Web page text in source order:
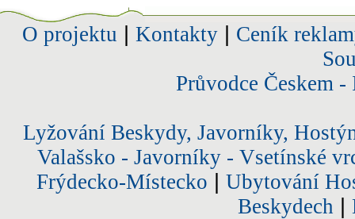
O projektu Kontakty| Ceník
Průvodce Českem
Lyžování Beskydy, Javorníky,
Valašsko - Javorníky - Vsetínské
Frýdecko-Místecko
Ubytování
Beskydech